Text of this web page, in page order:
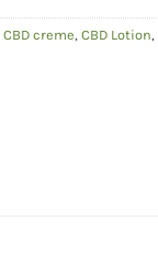
CBD creme, CBD Lotion,